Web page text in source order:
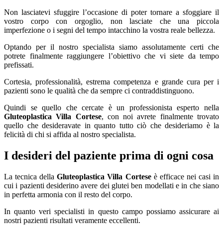
Non lasciatevi sfuggire l’occasione di poter tornare a sfoggiare il
vostro corpo con orgoglio, non lasciate che una piccola
imperfezione o i segni del tempo intacchino la vostra reale bellezza.
Optando per il nostro specialista siamo assolutamente certi che
potrete finalmente raggiungere l’obiettivo che vi siete da tempo
prefissati.
Cortesia, professionalità, estrema competenza e grande cura per i
pazienti sono le qualità che da sempre ci contraddistinguono.
Quindi se quello che cercate è un professionista esperto nella
Gluteoplastica Villa Cortese, con noi avrete finalmente trovato
quello che desideravate in quanto tutto ciò che desideriamo è la
felicità di chi si affida al nostro specialista.
I desideri del paziente prima di ogni cosa
La tecnica dellaGluteoplastica Villa Corteseè efficace nei casi in
cui i pazienti desiderino avere dei glutei ben modellati e in che siano
in perfetta armonia con il resto del corpo.
In quanto veri specialisti in questo campo possiamo assicurare ai
nostri pazienti risultati veramente eccellenti.